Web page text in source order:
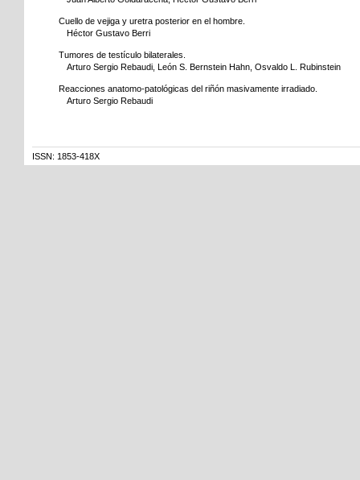
Cuello de vejiga y uretra posterior en el hombre.
Héctor Gustavo Berri
Tumores de testículo bilaterales.
Arturo Sergio Rebaudi, León S. Bernstein Hahn, Osvaldo L. Rubinstein
Reacciones anatomo-patológicas del riñón masivamente irradiado.
Arturo Sergio Rebaudi
ISSN: 1853-418X